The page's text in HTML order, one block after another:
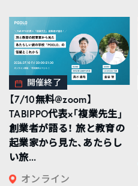
開催終了
【7/10無料@zoom】
TABIPPO代表×「複業先生」
創業者が語る！ 旅と教育の
起業家から見た、あたらし
い旅...
オンライン